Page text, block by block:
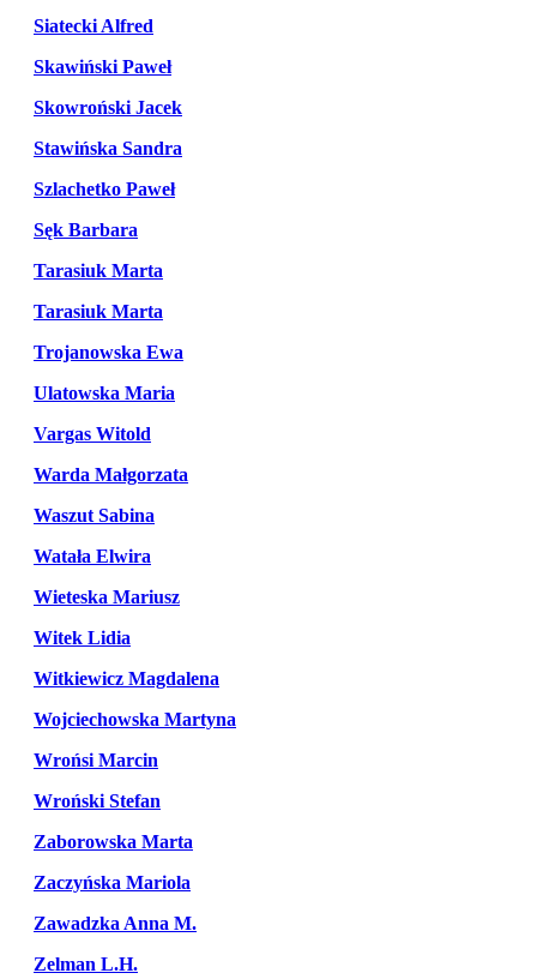
Siatecki Alfred
Skawiński Paweł
Skowroński Jacek
Stawińska Sandra
Szlachetko Paweł
Sęk Barbara
Tarasiuk Marta
Tarasiuk Marta
Trojanowska Ewa
Ulatowska Maria
Vargas Witold
Warda Małgorzata
Waszut Sabina
Watała Elwira
Wieteska Mariusz
Witek Lidia
Witkiewicz Magdalena
Wojciechowska Martyna
Wrońsi Marcin
Wroński Stefan
Zaborowska Marta
Zaczyńska Mariola
Zawadzka Anna M.
Zelman L.H.